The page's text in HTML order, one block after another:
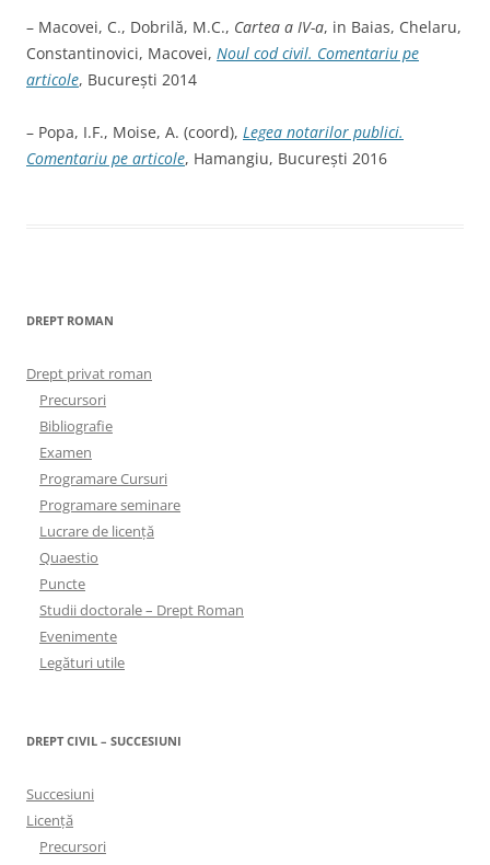
– Macovei, C., Dobrilă, M.C., Cartea a IV-a, in Baias, Chelaru,
Constantinovici, Macovei, Noul cod civil. Comentariu pe
articole, București 2014
– Popa, I.F., Moise, A. (coord), Legea notarilor publici.
Comentariu pe articole, Hamangiu, București 2016
DREPT ROMAN
Drept privat roman
Precursori
Bibliografie
Examen
Programare Cursuri
Programare seminare
Lucrare de licență
Quaestio
Puncte
Studii doctorale – Drept Roman
Evenimente
Legături utile
DREPT CIVIL – SUCCESIUNI
Succesiuni
Licență
Precursori